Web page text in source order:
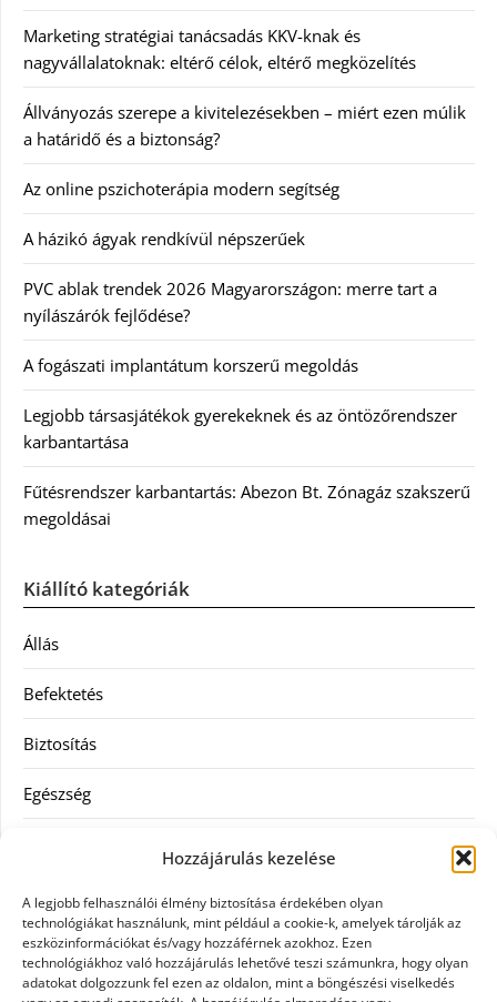
Hozzájárulás kezelése
A legjobb felhasználói élmény biztosítása érdekében olyan
technológiákat használunk, mint például a cookie-k, amelyek tárolják az
eszközinformációkat és/vagy hozzáférnek azokhoz. Ezen
technológiákhoz való hozzájárulás lehetővé teszi számunkra, hogy olyan
adatokat dolgozzunk fel ezen az oldalon, mint a böngészési viselkedés
Marketing stratégiai tanácsadás KKV-knak és
nagyvállalatoknak: eltérő célok, eltérő megközelítés
Állványozás szerepe a kivitelezésekben – miért ezen múlik
a határidő és a biztonság?
Az online pszichoterápia modern segítség
A házikó ágyak rendkívül népszerűek
PVC ablak trendek 2026 Magyarországon: merre tart a
nyílászárók fejlődése?
A fogászati implantátum korszerű megoldás
Legjobb társasjátékok gyerekeknek és az öntözőrendszer
karbantartása
Fűtésrendszer karbantartás: Abezon Bt. Zónagáz szakszerű
megoldásai
Kiállító kategóriák
Állás
Befektetés
Biztosítás
Egészség
Ingatlan
Művészetek és szórakozás
Múzeumok